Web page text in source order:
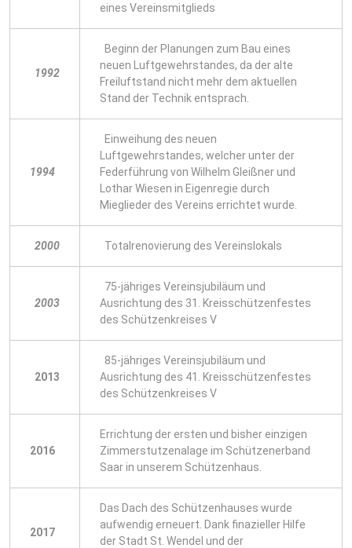
eines Vereinsmitglieds
1992
Beginn der Planungen zum Bau eines
neuen Luftgewehrstandes, da der alte
Freiluftstand nicht mehr dem aktuellen
Stand der Technik entsprach.
1994
Einweihung des neuen
Luftgewehrstandes, welcher unter der
Federführung von Wilhelm Gleißner und
Lothar Wiesen in Eigenregie durch
Mieglieder des Vereins errichtet wurde.
2000 Totalrenovierung des Vereinslokals
2003
75-jähriges Vereinsjubiläum und
Ausrichtung des 31. Kreisschützenfestes
des Schützenkreises V
2013
85-jähriges Vereinsjubiläum und
Ausrichtung des 41. Kreisschützenfestes
des Schützenkreises V
2016
Errichtung der ersten und bisher einzigen
Zimmerstutzenalage im Schützenerband
Saar in unserem Schützenhaus.
2017
Das Dach des Schützenhauses wurde
aufwendig erneuert. Dank finazieller Hilfe
der Stadt St. Wendel und der